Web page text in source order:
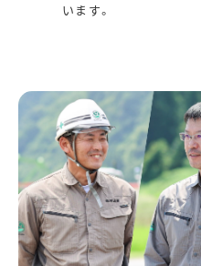
います。